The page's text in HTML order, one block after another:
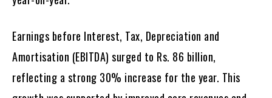
Earnings before Interest, Tax, Depreciation and
Amortisation (EBITDA) surged to Rs. 86 billion,
reflecting a strong 30% increase for the year. This